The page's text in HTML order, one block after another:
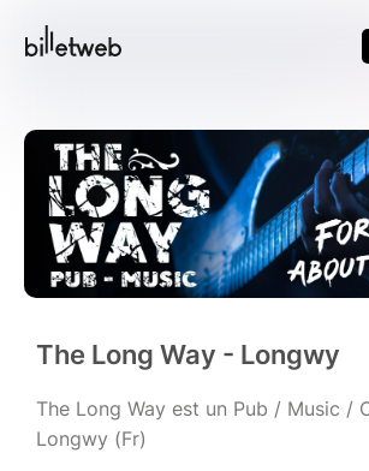
The Long Way - Longwy
The Long Way est un Pub / Music /
Longwy (Fr)